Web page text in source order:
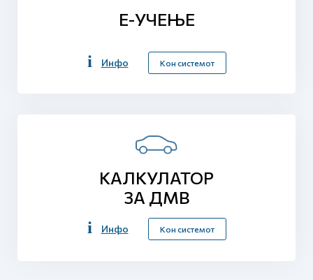
Е-УЧЕЊЕ
Инфо Кон системот
КАЛКУЛАТОР
ЗА ДМВ
Инфо Кон системот